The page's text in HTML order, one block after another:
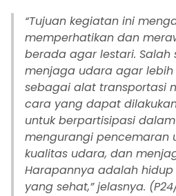
“Tujuan kegiatan ini
memperhatikan dan
berada agar lestari.
menjaga udara agar lebih
sebagai alat transportasi
cara yang dapat
untuk berpartisipasi
mengurangi pencemaran
kualitas udara, dan
Harapannya adalah
yang sehat,” jelasnya.